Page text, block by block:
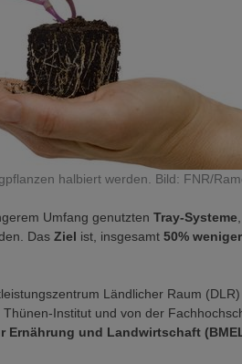
halbiert werden. Bild: FNR/
Umfang genutzten Tray-Systeme
Das Ziel ist, insgesamt 50%
Ländlicher Raum
Institut und von der
Ernährung und Landwirtschaft